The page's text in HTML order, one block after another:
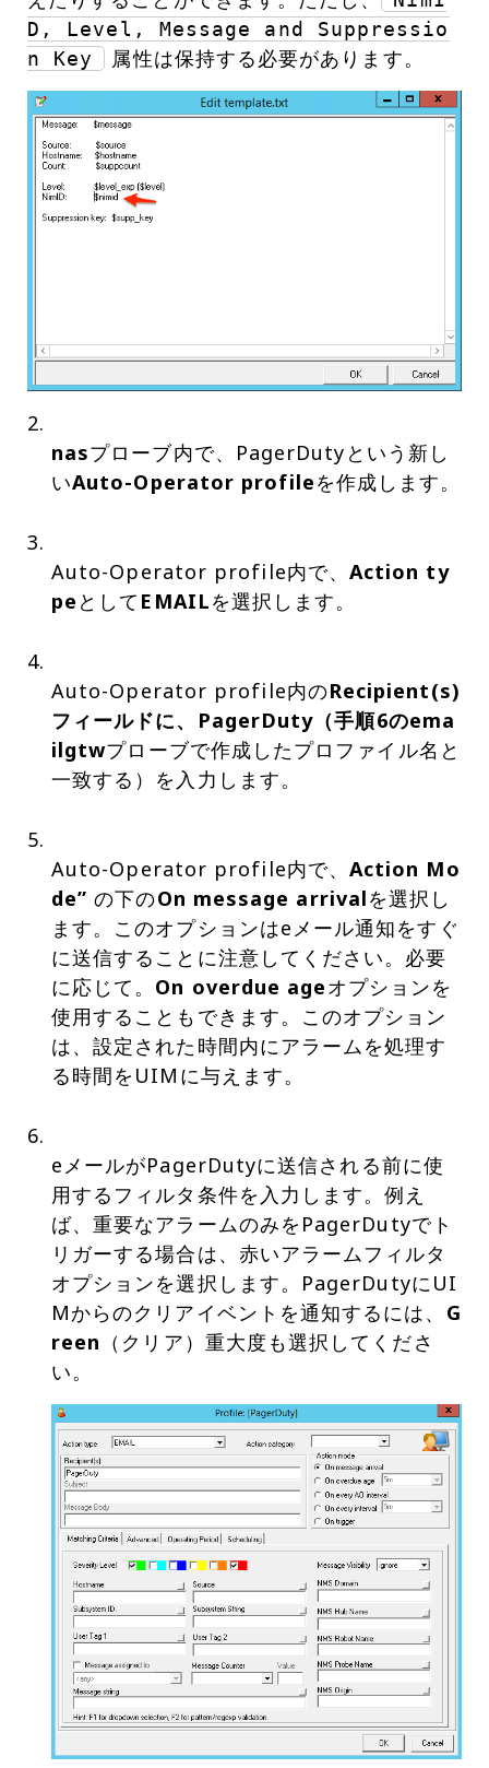
D, Level, Message and Suppressio
n Key
属性は保持する必要があります。
nasプローブ内で、PagerDutyという新し
いAuto-Operator profileを作成します。
Auto-Operator profile内で、 Action ty
pe として EMAILを選択します。
Auto-Operator profile内のRecipient(s)
フィールドに、
PagerDuty （手順6のema
ilgtwプローブで作成したプロファイル名と
一致する）を入力します。
Auto-Operator profile内で、 Action Mo
de” の下のOn message arrivalを選択し
ます。このオプションはeメール通知をすぐ
に送信することに注意してください。必要
に応じて。 On overdue ageオプションを
使用することもできます。このオプション
は、設定された時間内にアラームを処理す
る時間をUIMに与えます。
eメールがPagerDutyに送信される前に使
用するフィルタ条件を入力します。例え
ば、重要なアラームのみをPagerDutyでト
リガーする場合は、赤いアラームフィルタ
オプションを選択します。PagerDutyにUI
Mからのクリアイベントを通知するには、 G
reen （クリア）重大度も選択してくださ